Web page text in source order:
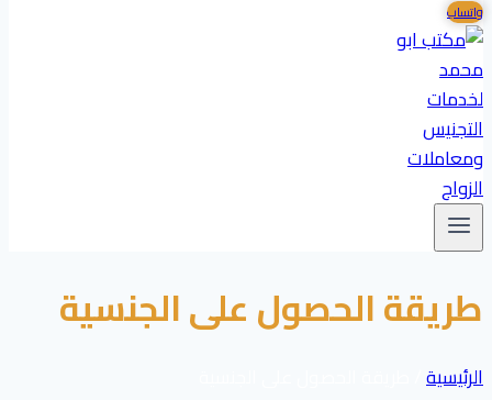
واتساب
طريقة الحصول على الجنسية
الرئيسية